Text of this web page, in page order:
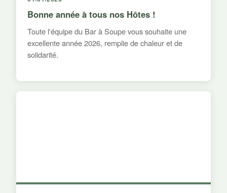
Bonne année à tous nos Hôtes !
Toute l'équipe du Bar à Soupe vous souhaite une
excellente année 2026, remplie de chaleur et de
solidarité.